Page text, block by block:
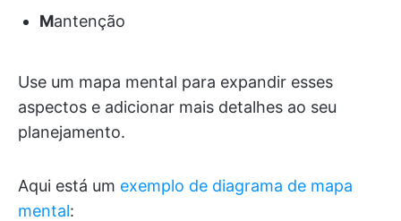
Mantenção
Use um mapa mental para expandir esses
aspectos e adicionar mais detalhes ao seu
planejamento.
Aqui está um exemplo de diagrama de mapa
mental: